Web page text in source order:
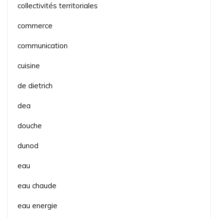
collectivités territoriales
commerce
communication
cuisine
de dietrich
dea
douche
dunod
eau
eau chaude
eau energie